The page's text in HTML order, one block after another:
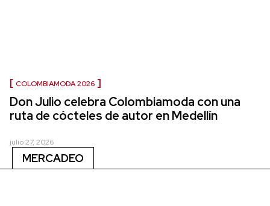
COLOMBIAMODA 2026
Don Julio celebra Colombiamoda con una
ruta de cócteles de autor en Medellín
julio 27, 2026
MERCADEO